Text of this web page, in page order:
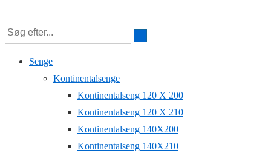
Hop
til
hovedindhold
Senge
Kontinentalsenge
Kontinentalseng 120 X 200
Kontinentalseng 120 X 210
Kontinentalseng 140X200
Kontinentalseng 140X210